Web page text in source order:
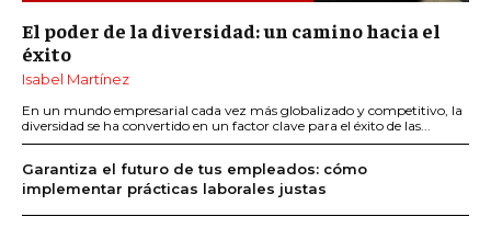
El poder de la diversidad: un camino hacia el
éxito
Isabel Martínez
En un mundo empresarial cada vez más globalizado y competitivo, la
diversidad se ha convertido en un factor clave para el éxito de las...
Garantiza el futuro de tus empleados: cómo
implementar prácticas laborales justas